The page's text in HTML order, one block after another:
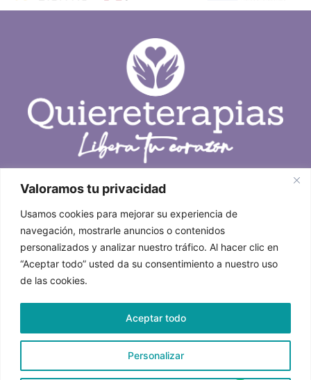
Valoramos tu privacidad
Usamos cookies para mejorar su experiencia de
navegación, mostrarle anuncios o contenidos
personalizados y analizar nuestro tráfico. Al hacer clic en
“Aceptar todo” usted da su consentimiento a nuestro uso
de las cookies.
Personalizar
Aceptar todo
Enlaces
Precios
Horarios
Contacto
Politicas
Aviso Legal
Políticas de Cookies
Contacto
calle Mariana Pineda 8 · Alcorcón, Madrid
Diseño web realizado por RK Solutions